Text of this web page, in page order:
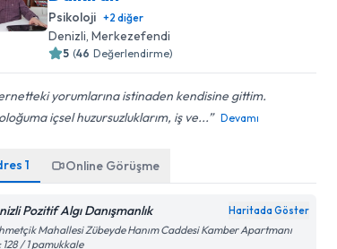
Psikoloji +2 diğer
Denizli, Merkezefendi
5 (46 Değerlendirme)
yorumlarına istinaden kendisine gittim.
içsel huzursuzluklarım, iş ve...
Devamı
1 Online Görüşme
Pozitif Algı Danışmanlık Haritada Göster
Mahallesi Zübeyde Hanım Caddesi Kamber Apartmanı
128 / 1 pamukkale